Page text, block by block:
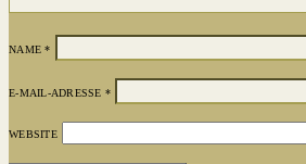
NAME*
E-MAIL-ADRESSE *
WEBSITE